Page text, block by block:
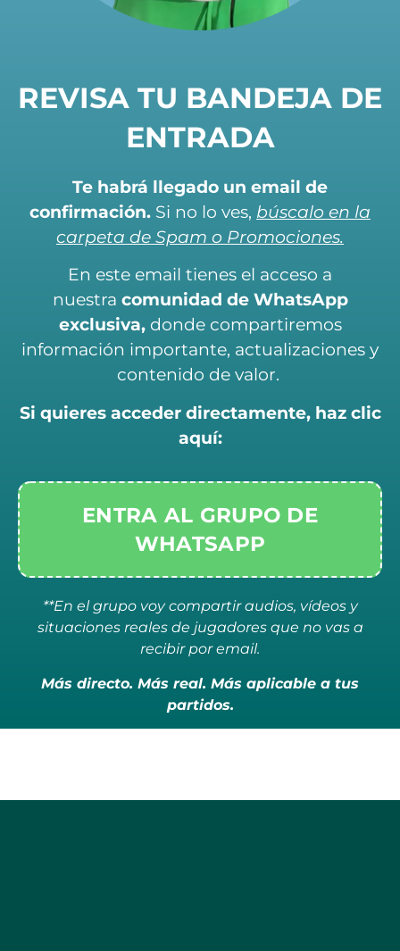
REVISA TU BANDEJA DE
ENTRADA
Te habrá llegado un email de
confirmación. Si no lo ves, búscalo en la
carpeta de Spam o Promociones.
En este email tienes el acceso a
nuestra comunidad de WhatsApp
exclusiva,donde compartiremos
información importante, actualizaciones y
contenido de valor.
Si quieres acceder directamente, haz clic
aquí:
ENTRA AL GRUPO DE
WHATSAPP
**En el grupo voy compartir audios, vídeos y
situaciones reales de jugadores que no vas a
recibir por email.
Más directo. Más real. Más aplicable a tus
partidos.